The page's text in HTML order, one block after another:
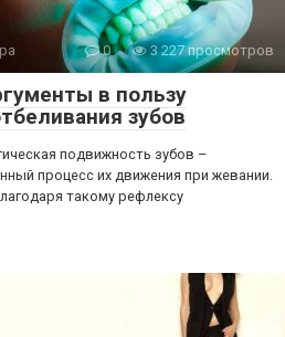
0 3 227 просмотров
в пользу
зубов
подвижность зубов –
процесс их движения при жевании.
такому рефлексу